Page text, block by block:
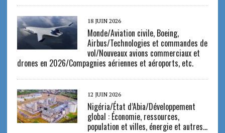
18 JUIN 2026
Monde/Aviation civile, Boeing,
Airbus/Technologies et commandes de
vol/Nouveaux avions commerciaux et
drones en 2026/Compagnies aériennes et aéroports, etc.
12 JUIN 2026
Nigéria/État d’Abia/Développement
global : Économie, ressources,
population et villes, énergie et autres…